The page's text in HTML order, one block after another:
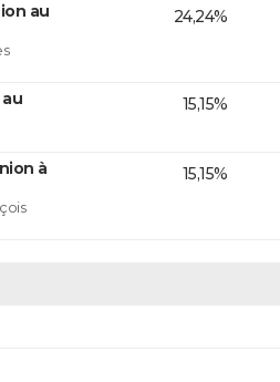
au
24,24%
15,15%
à
15,15%